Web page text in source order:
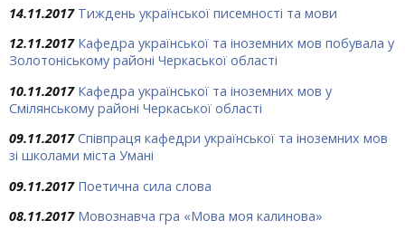
14.11.2017 Тиждень української писемності та мови
12.11.2017 Кафедра української та іноземних мов побувала у
Золотоніському районі Черкаської області
10.11.2017 Кафедра української та іноземних мов у
Смілянському районі Черкаської області
09.11.2017 Співпраця кафедри української та іноземних мов
зі школами міста Умані
09.11.2017 Поетична сила слова
08.11.2017 Мовознавча гра «Мова моя калинова»